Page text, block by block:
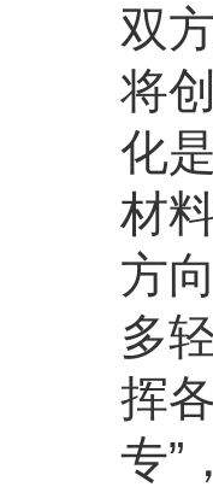
双
将
化
材
方
多
挥
专”